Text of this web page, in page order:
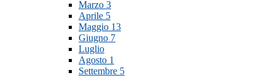
Marzo 3
Aprile 5
Maggio 13
Giugno 7
Luglio
Agosto 1
Settembre 5